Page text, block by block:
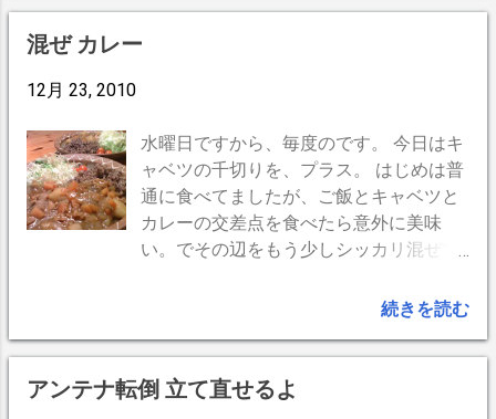
混ぜ カレー
12月 23, 2010
水曜日ですから、毎度のです。 今日はキ
ャベツの千切りを、プラス。 はじめは普
通に食べてましたが、ご飯とキャベツと
カレーの交差点を食べたら意外に美味
い。でその辺をもう少しシッカリ混ぜて
とても美味い。後半はシッカリ混ぜて、
続きを読む
アンテナ転倒 立て直せるよ